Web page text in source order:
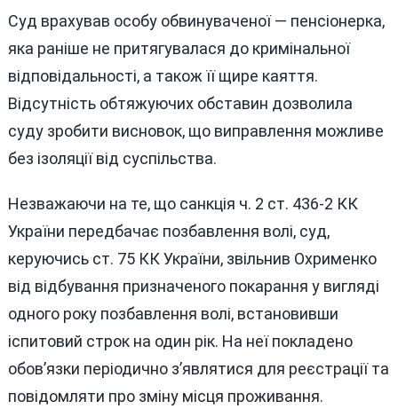
Суд врахував особу обвинуваченої — пенсіонерка,
яка раніше не притягувалася до кримінальної
відповідальності, а також її щире каяття.
Відсутність обтяжуючих обставин дозволила
суду зробити висновок, що виправлення можливе
без ізоляції від суспільства.
Незважаючи на те, що санкція ч. 2 ст. 436-2 КК
України передбачає позбавлення волі, суд,
керуючись ст. 75 КК України, звільнив Охрименко
від відбування призначеного покарання у вигляді
одного року позбавлення волі, встановивши
іспитовий строк на один рік. На неї покладено
обов’язки періодично з’являтися для реєстрації та
повідомляти про зміну місця проживання.